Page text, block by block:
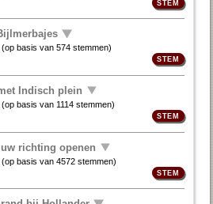
(op basis van574 stemmen)
Indisch plein
(op basis van 1114 stemmen)
richting openen
(op basis van4572 stemmen)